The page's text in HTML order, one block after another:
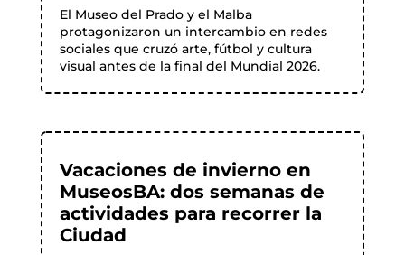
El Museo del Prado y el Malba
protagonizaron un intercambio en redes
sociales que cruzó arte, fútbol y cultura
visual antes de la final del Mundial 2026.
Vacaciones de invierno en
MuseosBA: dos semanas de
actividades para recorrer la
Ciudad